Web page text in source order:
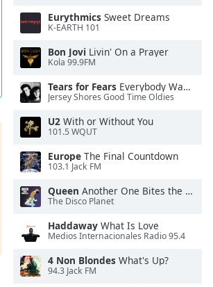
Eurythmics Sweet Dreams
K-EARTH 101
Bon Jovi Livin' On a Prayer
Kola 99.9FM
Tears for Fears Everybody Wants To Rule the World
Jersey Shores Good Time Oldies
U2 With or Without You
101.5 WQUT
Europe The Final Countdown
103.1 Jack FM
Queen Another One Bites the Dust
The Disco Planet
Haddaway What Is Love
Medios Internacionales Radio 95.4
4 Non Blondes What's Up?
94.3 Jack FM